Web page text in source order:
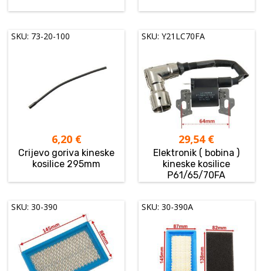
SKU: 73-20-100
6,20 €
Crijevo goriva kineske
kosilice 295mm
SKU: Y21LC70FA
29,54 €
Elektronik ( bobina )
kineske kosilice
P61/65/70FA
SKU: 30-390 SKU: 30-390A